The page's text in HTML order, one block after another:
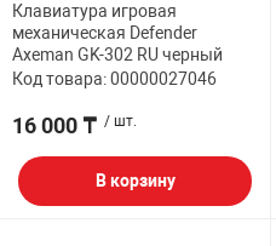
Клавиатура игровая
механическая Defender
Axeman GK-302 RU черный
Код товара: 00000027046
16 000 ₸ / шт.
В корзину